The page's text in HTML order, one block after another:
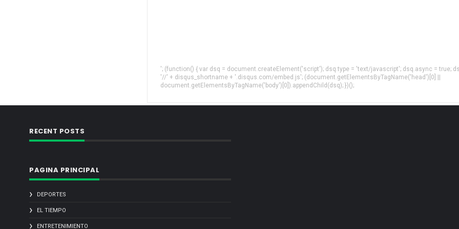
'; (function() { var dsq = document.createElement('script'); dsq.type = 'text/javascript'; dsq.async = true;
'//' + disqus_shortname + '.disqus.com/embed.js'; (document.getElementsByTagName('head')[0] ||
document.getElementsByTagName('body')[0]).appendChild(dsq); })();
RECENT POSTS
PAGINA PRINCIPAL
DEPORTES
EL TIEMPO
ENTRETENIMIENTO